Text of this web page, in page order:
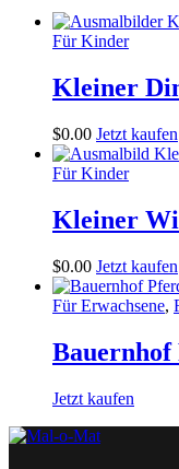
Für Kinder
Kleiner
$0.00 Jetzt kaufen
Für Kinder
Kleiner
$0.00 Jetzt kaufen
Für Erwachsene,
Bauernhof
Jetzt kaufen